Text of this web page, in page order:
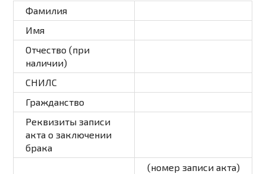
Фамилия
Имя
Отчество (при
наличии)
СНИЛС
Гражданство
Реквизиты записи
акта о заключении
брака
(номер записи акта)